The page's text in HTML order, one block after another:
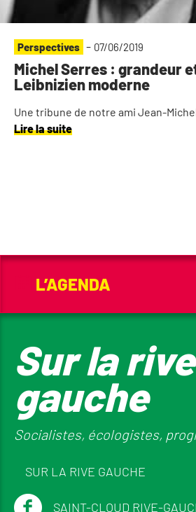
Perspectives - 07/06/2019
Michel Serres : grandeur
Leibnizien moderne
Une tribune de notre ami Jean-
Lire la suite
L’AGENDA
Sur la rive
gauche
Socialistes, écologistes,
SUR LA RIVE GAUCHE
SAINT-CLOUD RIVE-